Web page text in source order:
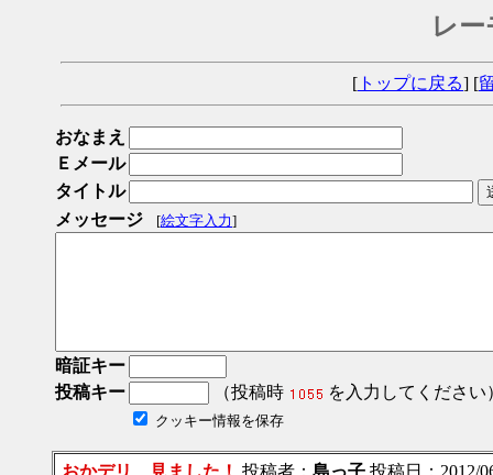
レ
[ トップに戻る] [
おなまえ
Ｅメール
タイトル
メッセージ
[絵文字入力]
暗証キー
投稿キー
（投稿時 を入力してください
クッキー情報を保存
おかデリ 見ました！ 投稿者： 島っ子 投稿日：2012/